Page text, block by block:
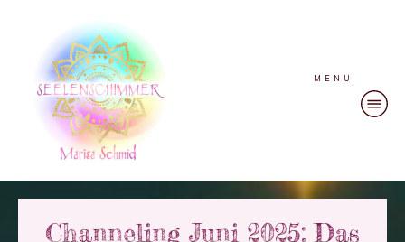
MENU
Channeling Juni 2025: Das